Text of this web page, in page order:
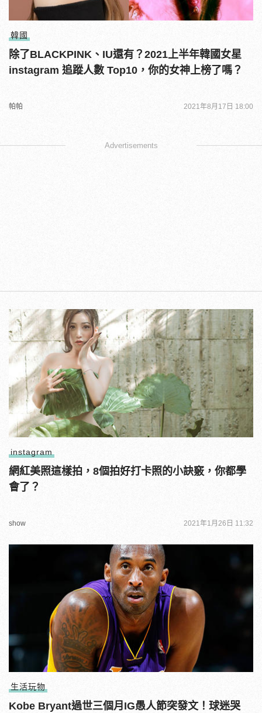
韓國
除了BLACKPINK、IU還有？2021上半年韓國女星
instagram 追蹤人數 Top10，你的女神上榜了嗎？
帕帕 2021年8月17日 18:00
Advertisements
instagram
網紅美照這樣拍，8個拍好打卡照的小訣竅，你都學
會了？
show 2021年1月26日 11:32
生活玩物
Kobe Bryant過世三個月IG愚人節突發文！球迷哭